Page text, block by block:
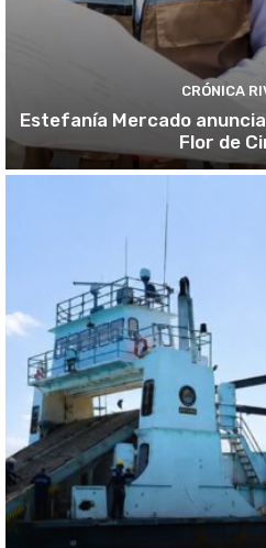
CRÓNICA
Estefanía Mercado
Flor de